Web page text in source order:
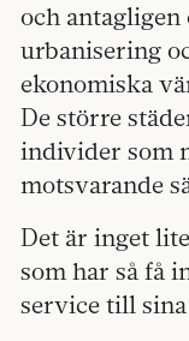
och
urbanisering
ekonomiska
De större
individer som
motsvarande
Det är inget
som har så få
service till